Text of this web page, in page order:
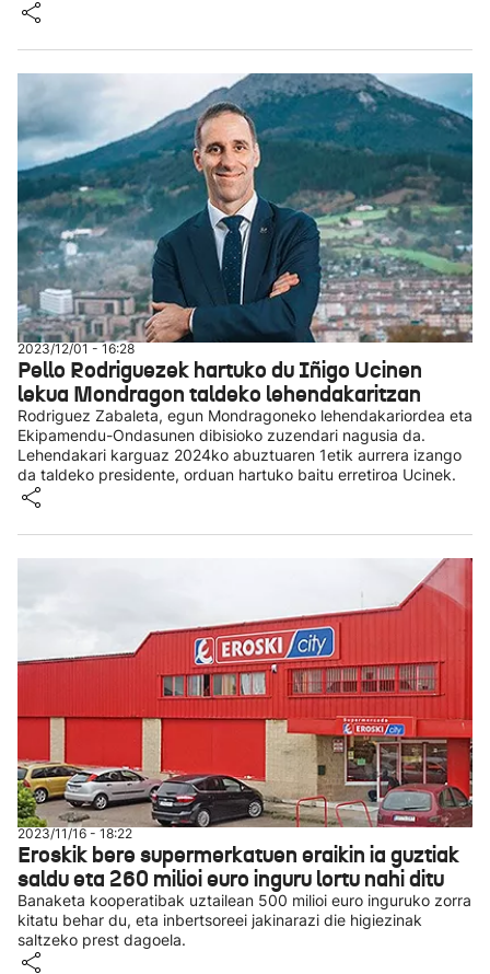
2023/12/01 - 16:28
Pello Rodriguezek hartuko du Iñigo Ucinen
lekua Mondragon taldeko lehendakaritzan
Rodriguez Zabaleta, egun Mondragoneko lehendakariordea eta
Ekipamendu-Ondasunen dibisioko zuzendari nagusia da.
Lehendakari karguaz 2024ko abuztuaren 1etik aurrera izango
da taldeko presidente, orduan hartuko baitu erretiroa Ucinek.
2023/11/16 - 18:22
Eroskik bere supermerkatuen eraikin ia guztiak
saldu eta 260 milioi euro inguru lortu nahi ditu
Banaketa kooperatibak uztailean 500 milioi euro inguruko zorra
kitatu behar du, eta inbertsoreei jakinarazi die higiezinak
saltzeko prest dagoela.